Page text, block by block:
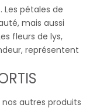
pétales de
mais aussi
fleurs de lys,
représentent
autres produits